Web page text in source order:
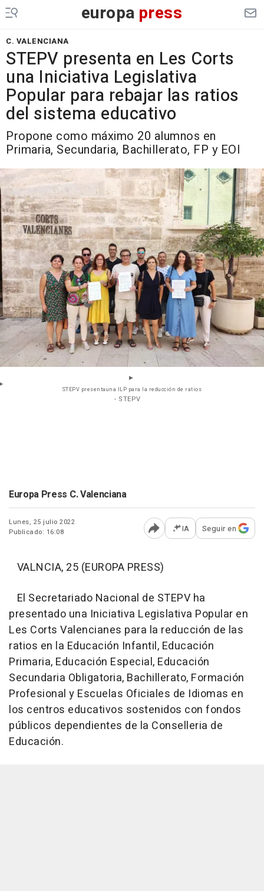
europa press
C. VALENCIANA
STEPV presenta en Les Corts
una Iniciativa Legislativa
Popular para rebajar las ratios
del sistema educativo
Propone como máximo 20 alumnos en
Primaria, Secundaria, Bachillerato, FP y EOI
STEPV presentauna ILP para la reducción de ratios
- STEPV
Europa Press C. Valenciana
Lunes, 25 julio 2022
Publicado: 16:08
Abrir opciones para
IA Seguir en
VALNCIA, 25 (EUROPA PRESS)
El Secretariado Nacional de STEPV ha
presentado una Iniciativa Legislativa Popular en
Les Corts Valencianes para la reducción de las
ratios en la Educación Infantil, Educación
Primaria, Educación Especial, Educación
Secundaria Obligatoria, Bachillerato, Formación
Profesional y Escuelas Oficiales de Idiomas en
los centros educativos sostenidos con fondos
públicos dependientes de la Conselleria de
Educación.